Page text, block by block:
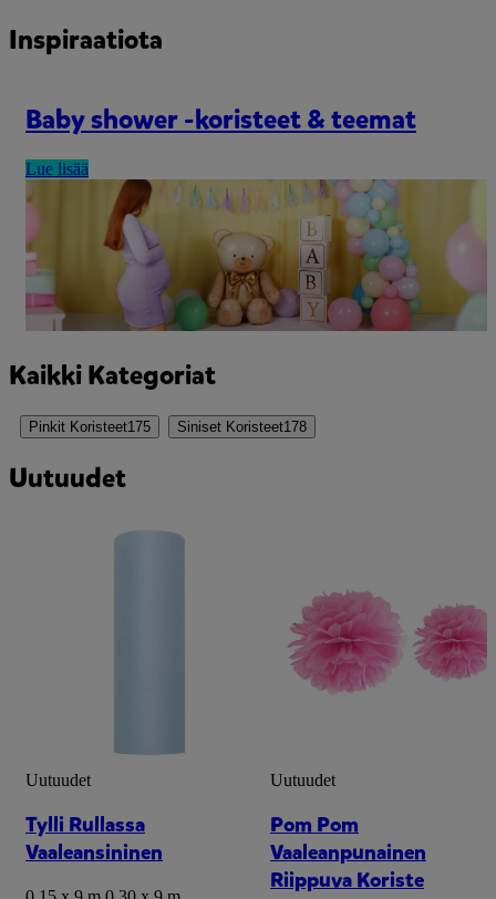
Inspiraatiota
Baby shower -koristeet & teemat
Lue lisää
Kaikki Kategoriat
Pinkit Koristeet175 Siniset Koristeet178
Uutuudet
Uutuudet
Tylli Rullassa
Vaaleansininen
Uutuudet
Pom Pom
Vaaleanpunainen
Riippuva Koriste